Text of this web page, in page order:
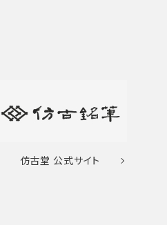
仿古堂 公式サイト